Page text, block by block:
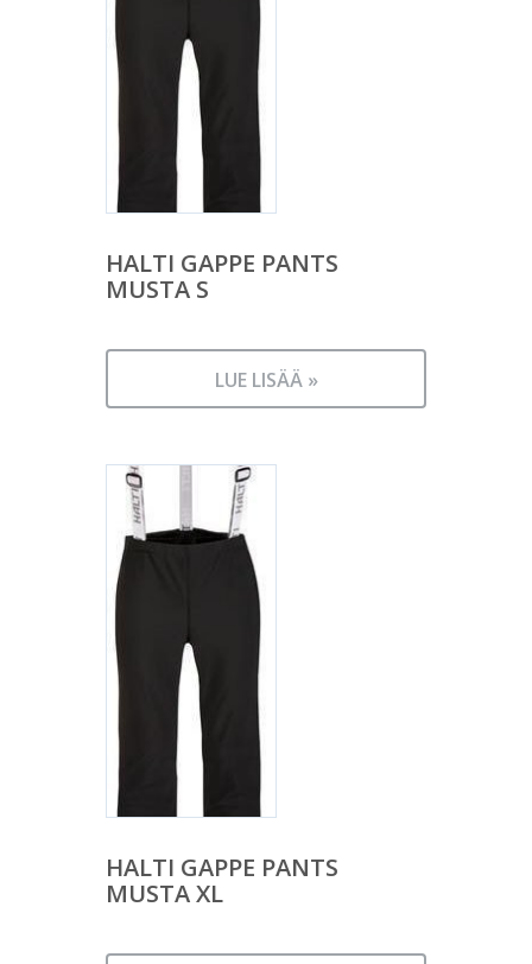
HALTI GAPPE PANTS
MUSTA S
LUE LISÄÄ »
HALTI GAPPE PANTS
MUSTA XL